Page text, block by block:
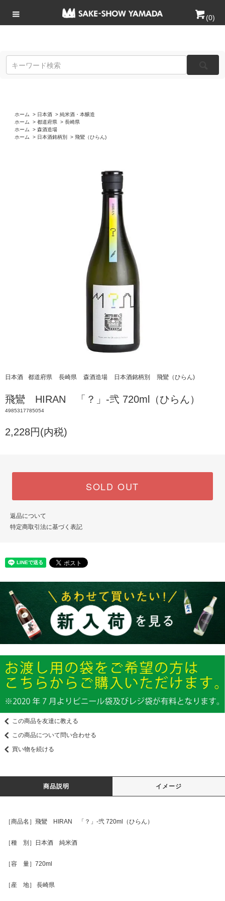
(0)
ホーム > 日本酒 > 純米酒・本醸造
ホーム
> 都道府県 > 長崎県
ホーム
> 森酒造場
ホーム
> 日本酒銘柄別 > 飛鸞（ひらん)
日本酒 都道府県 長崎県 森酒造場 日本酒銘柄別 飛鸞（ひらん)
飛鸞 HIRAN 「？」-弐 720ml（ひらん）
4985317785054
2,228円(内税)
SOLD OUT
返品について
特定商取引法に基づく表記
この商品を友達に教える
この商品について問い合わせる
買い物を続ける
商品説明 イメージ
［商品名］飛鸞 HIRAN 「？」-弐 720ml（ひらん）
［種 別］日本酒 純米酒
［容 量］720ml
［産 地］ 長崎県